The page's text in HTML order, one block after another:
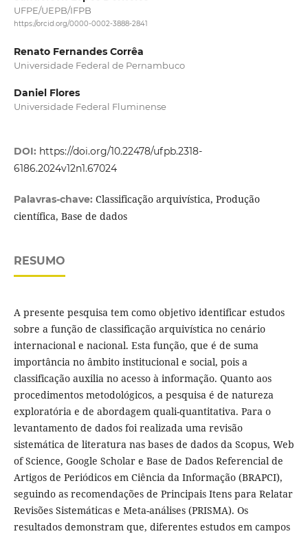
UFPE/UEPB/IFPB
https://orcid.org/0000-0002-3888-2841
Renato Fernandes Corrêa
Universidade Federal de Pernambuco
Daniel Flores
Universidade Federal Fluminense
DOI: https://doi.org/10.22478/ufpb.2318-
6186.2024v12n1.67024
Palavras-chave: Classificação arquivística, Produção
científica, Base de dados
RESUMO
A presente pesquisa tem como objetivo identificar estudos
sobre a função de classificação arquivística no cenário
internacional e nacional. Esta função, que é de suma
importância no âmbito institucional e social, pois a
classificação auxilia no acesso à informação. Quanto aos
procedimentos metodológicos, a pesquisa é de natureza
exploratória e de abordagem quali-quantitativa. Para o
levantamento de dados foi realizada uma revisão
sistemática de literatura nas bases de dados da Scopus, Web
of Science, Google Scholar e Base de Dados Referencial de
Artigos de Periódicos em Ciência da Informação (BRAPCI),
seguindo as recomendações de Principais Itens para Relatar
Revisões Sistemáticas e Meta-análises (PRISMA). Os
resultados demonstram que, diferentes estudos em campos